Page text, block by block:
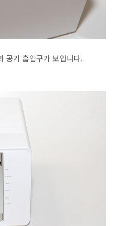
공기 흡입구가 보입니다.